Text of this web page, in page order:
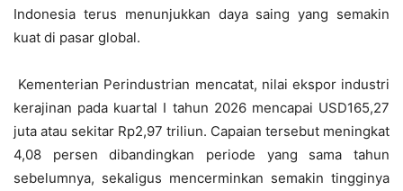
Indonesia terus menunjukkan daya saing yang semakin
kuat di pasar global.
Kementerian Perindustrian mencatat, nilai ekspor industri
kerajinan pada kuartal I tahun 2026 mencapai USD165,27
juta atau sekitar Rp2,97 triliun. Capaian tersebut meningkat
4,08 persen dibandingkan periode yang sama tahun
sebelumnya, sekaligus mencerminkan semakin tingginya